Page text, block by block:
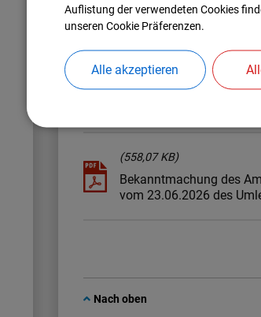
Manching, 01.07.2026
Markt Manching
Klaus Neumayr
(558,07 KB)
Bekanntmachung des
vom 23.06.2026 des
Nach oben
Auflistung der verwendeten Cookies
unseren Cookie Präferenzen.
Alle akzeptieren